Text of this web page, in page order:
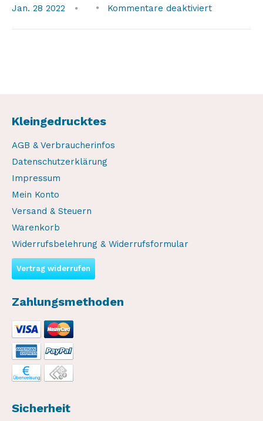
Jan. 28 2022 Kommentare deaktiviertfür
Kleingedrucktes
AGB & Verbraucherinfos
Datenschutzerklärung
Impressum
Mein Konto
Versand & Steuern
Warenkorb
Widerrufsbelehrung & Widerrufsformular
Vertrag widerrufen
Zahlungsmethoden
Sicherheit